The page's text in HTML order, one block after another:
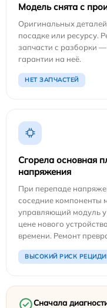
Модель снята с
Оригинальных
посадке или ресурсу.
запчасти с разборки
гарантии на неё.
НЕТ ЗАПЧАСТЕЙ
Сгорела основная
напряжения
При перепаде
соседние компоненты
управляющий модуль
цене нового
времени. Ремонт
ВЫСОКИЙ РИСК
Сначала